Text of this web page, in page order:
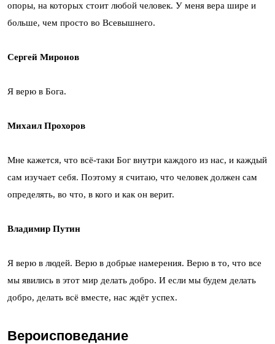
опоры, на которых стоит любой человек. У меня вера шире и
больше, чем просто во Всевышнего.
Сергей Миронов
Я верю в Бога.
Михаил Прохоров
Мне кажется, что всё-таки Бог внутри каждого из нас, и каждый
сам изучает себя. Поэтому я считаю, что человек должен сам
определять, во что, в кого и как он верит.
Владимир Путин
Я верю в людей. Верю в добрые намерения. Верю в то, что все
мы явились в этот мир делать добро. И если мы будем делать
добро, делать всё вместе, нас ждёт успех.
Вероисповедание